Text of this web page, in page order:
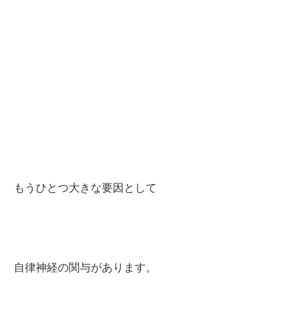
もうひとつ大きな要因として
自律神経の関与があります。